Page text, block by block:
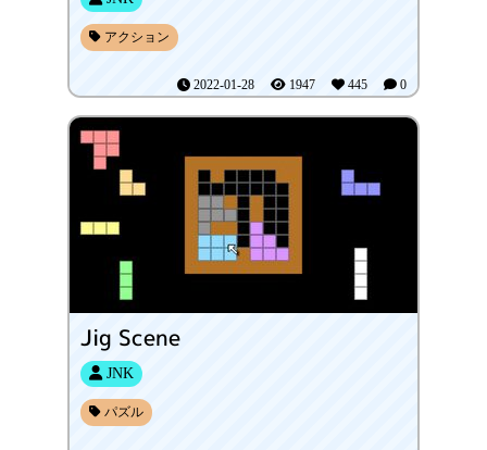
アクション
2022-01-28 1947 445 0
Jig Scene
JNK
パズル